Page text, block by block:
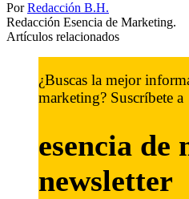
PorRedacción B.H.
Redacción Esencia de Marketing.
Artículos relacionados
¿Buscas la mejor
marketing? Suscríbete a
esencia de
newsletter